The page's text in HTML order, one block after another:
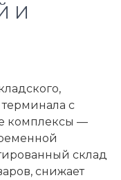
И
с
комплексы —
склад
снижает